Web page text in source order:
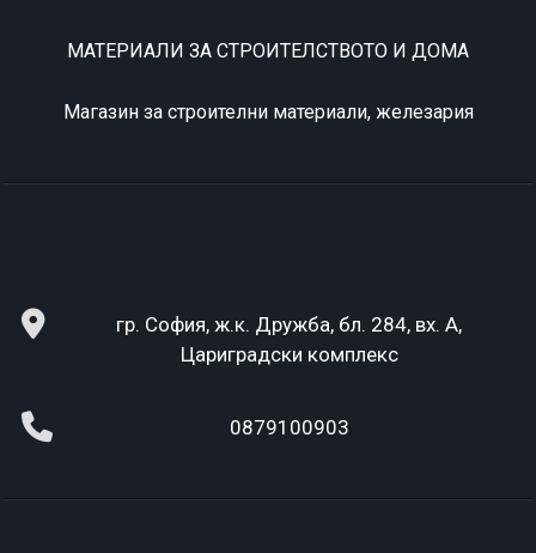
МАТЕРИАЛИ ЗА СТРОИТЕЛСТВОТО И ДОМА
Магазин за строителни материали, железария
гр. София, ж.к. Дружба, бл. 284, вх. А,
Цариградски комплекс
0879100903